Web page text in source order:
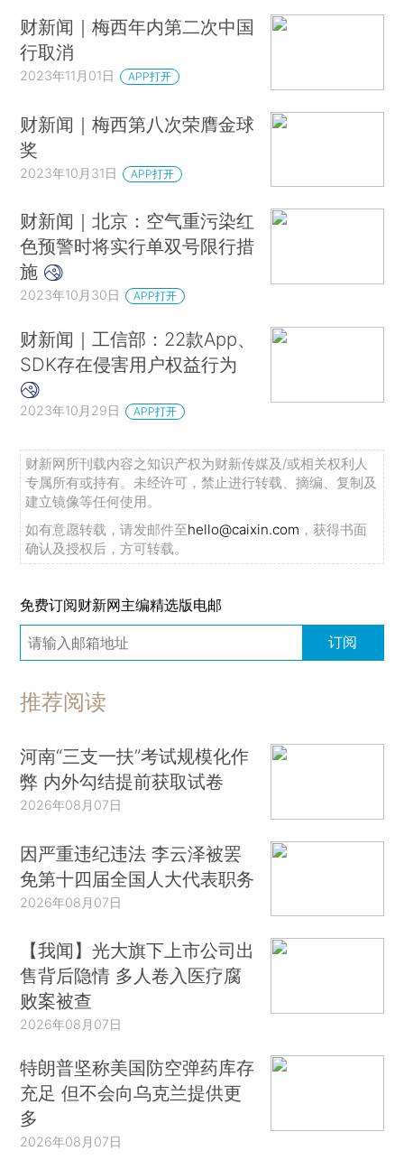
财新闻｜梅西年内第二次中国
行取消
2023年11月01日 APP打开
财新闻｜梅西第八次荣膺金球
奖
2023年10月31日 APP打开
财新闻｜北京：空气重污染红
色预警时将实行单双号限行措
施
2023年10月30日 APP打开
财新闻｜工信部：22款App、
SDK存在侵害用户权益行为
2023年10月29日 APP打开
财新网所刊载内容之知识产权为财新传媒及/或相关权利人
专属所有或持有。未经许可，禁止进行转载、摘编、复制及
建立镜像等任何使用。
如有意愿转载，请发邮件至hello@caixin.com ，获得书面
确认及授权后，方可转载。
免费订阅财新网主编精选版电邮
订阅
推荐阅读
河南“三支一扶”考试规模化作
弊 内外勾结提前获取试卷
2026年08月07日
因严重违纪违法 李云泽被罢
免第十四届全国人大代表职务
2026年08月07日
【我闻】光大旗下上市公司出
售背后隐情 多人卷入医疗腐
败案被查
2026年08月07日
特朗普坚称美国防空弹药库存
充足 但不会向乌克兰提供更
多
2026年08月07日